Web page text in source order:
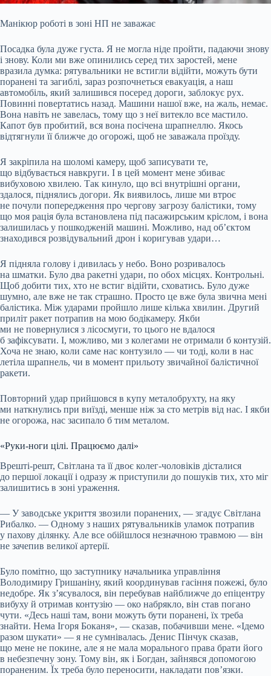
Манікюр роботі в зоні НП не заважає
Посадка була дуже густа. Я не могла ніде пройти, падаючи знову
і знову. Коли ми вже опинились серед тих заростей, мене
вразила думка: рятувальники не встигли відійти, можуть бути
поранені та загиблі, зараз розпочнеться евакуація, а наш
автомобіль, який залишився посеред дороги, заблокує рух.
Повинні повертатись назад. Машини нашої вже, на жаль, немає.
Вона навіть не завелась, тому що з неї витекло все мастило.
Капот був пробитий, вся вона посічена шрапнеллю. Якось
відтягнули її ближче до огорожі, щоб не заважала проїзду.
Я закріпила на шоломі камеру, щоб записувати те,
що відбувається навкруги. І в цей момент мене збиває
вибуховою хвилею. Так кинуло, що всі внутрішні органи,
здалося, піднялись догори. Як виявилось, лише ми втроє
не почули попередження про чергову загрозу балістики, тому
що моя рація була встановлена під пасажирським кріслом, і вона
залишилась у пошкодженій машині. Можливо, над об’єктом
знаходився розвідувальний дрон і коригував удари…
Я підняла голову і дивилась у небо. Воно розривалось
на шматки. Було два ракетні удари, по обох місцях. Контрольні.
Щоб добити тих, хто не встиг відійти, сховатись. Було дуже
шумно, але вже не так страшно. Просто це вже була звична мені
балістика. Між ударами пройшло лише кілька хвилин. Другий
приліт ракет потрапив на мою бодікамеру. Якби
ми не повернулися з лісосмуги, то цього не вдалося
б зафіксувати. І, можливо, ми з колегами не отримали б контузій.
Хоча не знаю, коли саме нас контузило — чи тоді, коли в нас
летіла шрапнель, чи в момент прильоту звичайної балістичної
ракети.
Повторний удар прийшовся в купу металобрухту, на яку
ми наткнулись при виїзді, менше ніж за сто метрів від нас. І якби
не огорожа, нас засипало б тим металом.
«Руки-ноги цілі. Працюємо далі»
Врешті-решт, Світлана та її двоє колег-чоловіків дісталися
до першої локації і одразу ж приступили до пошуків тих, хто міг
залишитись в зоні ураження.
— У заводське укриття звозили поранених, — згадує Світлана
Рибалко. — Одному з наших рятувальників уламок потрапив
у пахову ділянку. Але все обійшлося незначною травмою — він
не зачепив великої артерії.
Було помітно, що заступнику начальника управління
Володимиру Гришаніну, який координував гасіння пожежі, було
недобре. Як з’ясувалося, він перебував найближче до епіцентру
вибуху й отримав контузію — око набрякло, він став погано
чути. «Десь наші там, вони можуть бути поранені, їх треба
знайти. Нема Ігоря Боканя», — сказав, побачивши мене. «Ідемо
разом шукати» — я не сумнівалась. Денис Пінчук сказав,
що мене не покине, але я не мала морального права брати його
в небезпечну зону. Тому він, як і Богдан, зайнявся допомогою
пораненим. Їх треба було переносити, накладати пов’язки.